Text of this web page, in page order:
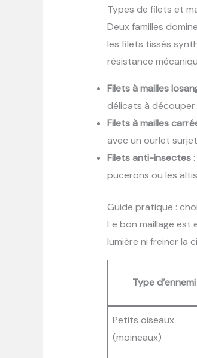
Types de filets et
Deux familles
les filets tissés
résistance
Filets à mailles
délicats à découper
Filets à mailles
avec un ourlet
Filets anti-insectes:
pucerons ou les
Guide pratique :
Le bon maillage est
lumière ni freiner la
Type d’ennemi
Petits oiseaux
(moineaux)